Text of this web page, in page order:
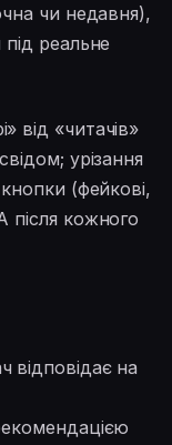
чи недавня),
реальне
від «читачів»
урізання
(фейкові,
після кожного
відповідає на